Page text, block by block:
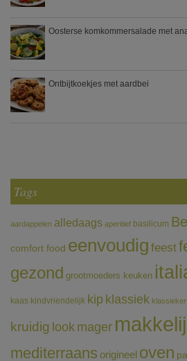
Oosterse komkommersalade met
Ontbijtkoekjes met aardbei
Tags
aardappelen alledaags aperitief basilicum
comfort food eenvoudig feest
gezond grootmoeders keuken
kaas kindvriendelijk kip klassiek klassieker
kruidig look mager
mediterraans origineel oven